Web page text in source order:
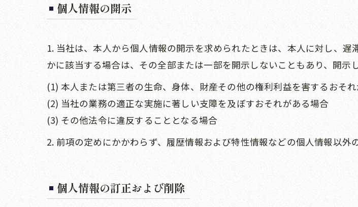
個人情報の開示
1. 当社は、本人から個人情報の開示を求められたときは、本人に対し、
かに該当する場合は、その全部または一部を開示しないこともあり、開示
(1) 本人または第三者の生命、身体、財産その他の権利利益を害するおそ
(2) 当社の業務の適正な実施に著しい支障を及ぼすおそれがある場合
(3) その他法令に違反することとなる場合
2. 前項の定めにかかわらず、履歴情報および特性情報などの個人情報以外
個人情報の訂正および削除